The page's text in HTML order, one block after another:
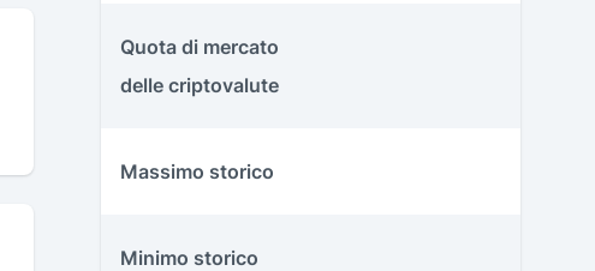
Quota di mercato
delle criptovalute
Massimo storico
Minimo storico